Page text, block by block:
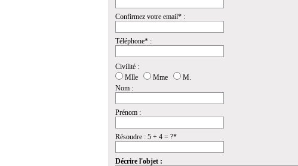
Confirmez votre email* :
Téléphone* :
Civilité :
Mlle
Mme
M.
Nom :
Prénom :
Résoudre : 5 + 4 = ?*
Décrire l'objet :